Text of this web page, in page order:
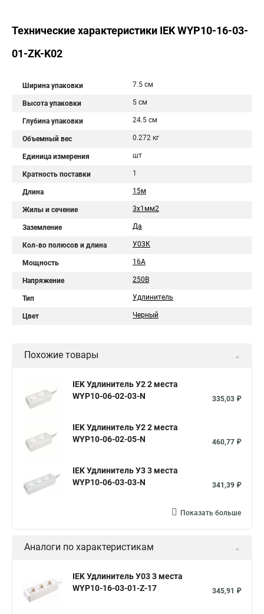
Технические характеристики IEK WYP10-16-03-
01-ZK-K02
Ширина упаковки 7.5 см
Высота упаковки 5 см
Глубина упаковки 24.5 см
Объемный вес 0.272 кг
Единица измерения шт
Кратность поставки 1
Длина 15м
Жилы и сечение 3х1мм2
Заземление Да
Кол-во полюсов и длина У03К
Мощность 16А
Напряжение 250В
Тип Удлинитель
Цвет Черный
Похожие товары
IEK Удлинитель У2 2 места
WYP10-06-02-03-N
335,03 ₽
IEK Удлинитель У2 2 места
WYP10-06-02-05-N
460,77 ₽
IEK Удлинитель У3 3 места
WYP10-06-03-03-N
341,39 ₽
Показать больше
Аналоги по характеристикам
IEK Удлинитель У03 3 места
WYP10-16-03-01-Z-17
345,91 ₽